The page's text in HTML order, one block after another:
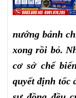
nướng bánh
xong rồi bỏ.
cơ sở chế
quyết định tốc